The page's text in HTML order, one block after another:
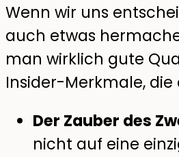
Wenn wir uns
auch etwas
man wirklich gute
Insider-Merkmale,
Der Zauber des
nicht auf eine